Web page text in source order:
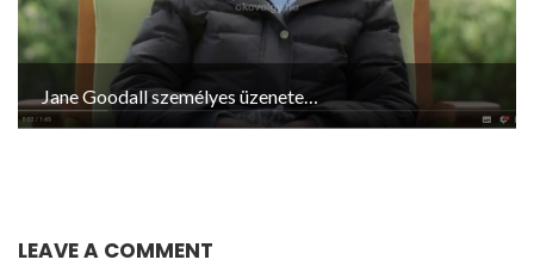
Jane Goodall személyes üzenete…
LEAVE A COMMENT